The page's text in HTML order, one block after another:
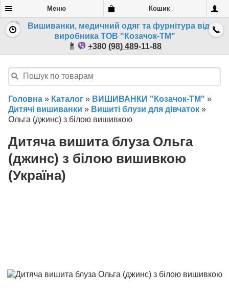
Меню Кошик
+380 (98) 489-11-88
Головна » Каталог » ВИШИВАНКИ "Козачок-ТМ" »
Дитячі вишиванки » Вишиті блузи для дівчаток »
Ольга (джинс) з білою вишивкою
Дитяча вишита блуза Ольга
(джинс) з білою вишивкою
(Україна)